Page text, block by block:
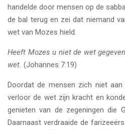
handelde door mensen op de
de bal terug en zei dat niemand
wet van Mozes hield.
Heeft Mozes u niet de wet
wet. (Johannes 7:19)
Doordat de mensen zich niet
verloor de wet zijn kracht en
genieten van de zegeningen die
Daarnaast verdraaide de